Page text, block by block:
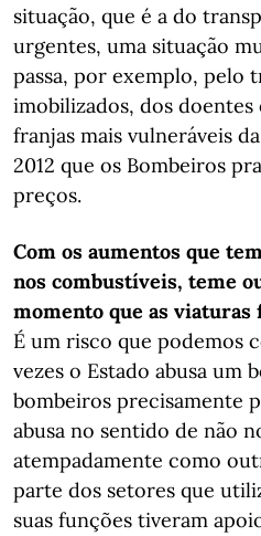
situação, que é a do
urgentes, uma situação
passa, por exemplo, pelo
imobilizados, dos
franjas mais vulneráveis
2012 que os Bombeiros
preços.
Com os aumentos que
nos combustíveis, teme
momento que as viaturas
É um risco que podemos
vezes o Estado abusa um
bombeiros precisamente
abusa no sentido de não
atempadamente como
parte dos setores que
suas funções tiveram